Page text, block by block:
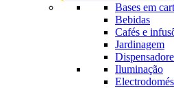
Bases em
Bebidas
Cafés e
Jardinagem
Iluminação